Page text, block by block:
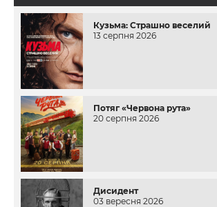
Кузьма: Страшно веселий
13 серпня 2026
Потяг «Червона рута»
20 серпня 2026
Дисидент
03 вересня 2026